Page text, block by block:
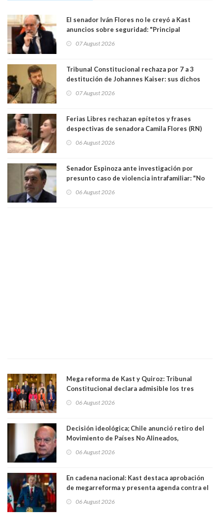
El senador Iván Flores no le creyó a Kast
anuncios sobre seguridad: "Principal
perseguir ruta del dinero y levantar secreto
07 August 2026
Tribunal Constitucional rechaza por 7 a 3
destitución de Johannes Kaiser: sus dichos
justicia constitucional porque no es diputado
07 August 2026
Ferias Libres rechazan epítetos y frases
despectivas de senadora Camila Flores (RN)
06 August 2026
Senador Espinoza ante investigación por
presunto caso de violencia intrafamiliar: "No
antecedentes a Tribunal Supremo
06 August 2026
Mega reforma de Kast y Quiroz: Tribunal
Constitucional declara admisible los tres
06 August 2026
Decisión ideológica; Chile anunció retiro del
Movimiento de Países No Alineados,
1971. Excanciller Insulza lamentó decisión
06 August 2026
En cadena nacional: Kast destaca aprobación
de megarreforma y presenta agenda contra el
06 August 2026